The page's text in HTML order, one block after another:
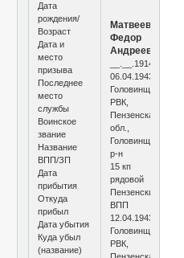
Дата
рождения/
Возраст
Дата и
место
призыва
Последнее
место
службы
Воинское
звание
Название
ВПП/ЗП
Дата
прибытия
Откуда
прибыл
Дата убытия
Куда убыл
(название)
Матвеев
Федор
Андреевич
__.__.1914
06.04.1943
Головинщинский
РВК,
Пензенская
обл.,
Головинщинский
р-н
15 кп
рядовой
Пензенский
ВПП
12.04.1943
Головинщинский
РВК,